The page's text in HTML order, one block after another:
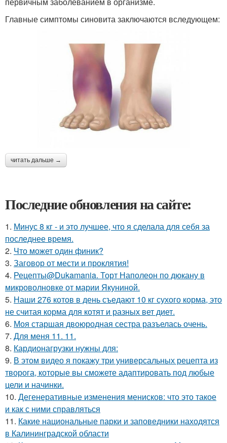
Главные симптомы синовита заключаются вследующем:
читать дальше →
Последние обновления на сайте:
1. Минус 8 кг - и это лучшее, что я сделала для себя за
последнее время.
2. Что может один финик?
3. Заговор от мести и проклятия!
4. Рецепты@Dukamania. Торт Наполеон по дюкану в
микроволновке от марии Якуниной.
5. Наши 276 котов в день съедают 10 кг сухого корма, это
не считая корма для котят и разных вет диет.
6. Моя старшая двоюродная сестра разъелась очень.
7. Для меня 11. 11.
8. Кардионагрузки нужны для:
9. В этом видео я покажу три универсальных рецепта из
творога, которые вы сможете адаптировать под любые
цели и начинки.
10. Дегенеративные изменения менисков: что это такое
и как с ними справляться
11. Какие национальные парки и заповедники находятся
в Калининградской области